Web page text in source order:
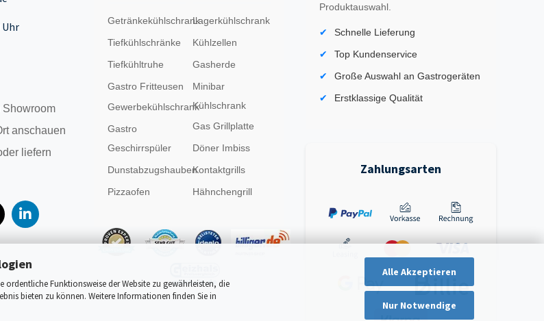
Funktionsweise der Website zu gewährleisten, die
bieten zu können. Weitere Informationen finden Sie in
Alle Akzeptieren
Nur Notwendige
Uhr
Showroom
anschauen
liefern
Getränkekühlschrank
Tiefkühlschränke
Tiefkühltruhe
Gastro Fritteusen
Gewerbekühlschrank
Gastro
Geschirrspüler
Dunstabzugshauben
Pizzaofen
Lagerkühlschrank
Kühlzellen
Gasherde
Minibar
Kühlschrank
Gas Grillplatte
Döner Imbiss
Kontaktgrills
Hähnchengrill
Produktauswahl.
Schnelle Lieferung
Top Kundenservice
Große Auswahl an Gastrogeräten
Erstklassige Qualität
Zahlungsarten